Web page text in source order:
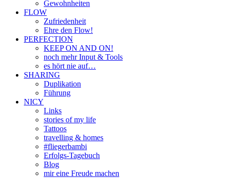
Gewohnheiten
FLOW
Zufriedenheit
Ehre den Flow!
PERFECTION
KEEP ON AND ON!
noch mehr Input & Tools
es hört nie auf…
SHARING
Duplikation
Führung
NICY
Links
stories of my life
Tattoos
travelling & homes
#fliegerbambi
Erfolgs-Tagebuch
Blog
mir eine Freude machen